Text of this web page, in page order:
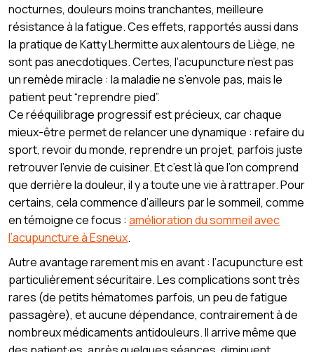
nocturnes, douleurs moins tranchantes, meilleure
résistance à la fatigue. Ces effets, rapportés aussi dans
la pratique de Katty Lhermitte aux alentours de Liège, ne
sont pas anecdotiques. Certes, l’acupuncture n’est pas
un remède miracle : la maladie ne s’envole pas, mais le
patient peut “reprendre pied”.
Ce rééquilibrage progressif est précieux, car chaque
mieux-être permet de relancer une dynamique : refaire du
sport, revoir du monde, reprendre un projet, parfois juste
retrouver l’envie de cuisiner. Et c’est là que l’on comprend
que derrière la douleur, il y a toute une vie à rattraper. Pour
certains, cela commence d’ailleurs par le sommeil, comme
en témoigne ce focus : amélioration du sommeil avec
l’acupuncture à Esneux.
Autre avantage rarement mis en avant : l’acupuncture est
particulièrement sécuritaire. Les complications sont très
rares (de petits hématomes parfois, un peu de fatigue
passagère), et aucune dépendance, contrairement à de
nombreux médicaments antidouleurs. Il arrive même que